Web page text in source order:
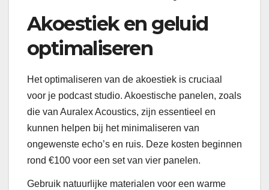
Akoestiek en geluid
optimaliseren
Het optimaliseren van de akoestiek is cruciaal
voor je podcast studio. Akoestische panelen, zoals
die van Auralex Acoustics, zijn essentieel en
kunnen helpen bij het minimaliseren van
ongewenste echo’s en ruis. Deze kosten beginnen
rond €100 voor een set van vier panelen.
Gebruik natuurlijke materialen voor een warme